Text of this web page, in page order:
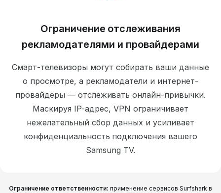
Ограничение отслеживания
рекламодателями и провайдерами
Смарт-телевизоры могут собирать ваши данные
о просмотре, а рекламодатели и интернет-
провайдеры — отслеживать онлайн-привычки.
Маскируя IP-адрес, VPN ограничивает
нежелательный сбор данных и усиливает
конфиденциальность подключения вашего
Samsung TV.
Ограничение ответственности: применение сервисов Surfshark в